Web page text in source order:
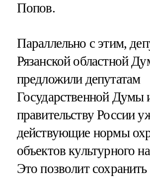
Попов.
Параллельно с этим,
Рязанской областной
предложили депутатам
Государственной Думы
правительству России
действующие нормы
объектов культурного
Это позволит сохранить